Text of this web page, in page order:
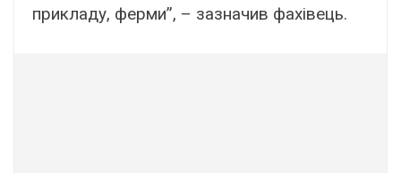
прикладу, ферми”, – зазначив фахівець.